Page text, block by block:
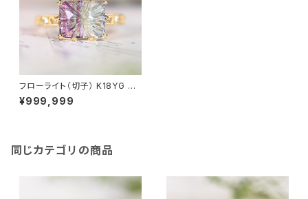
フローライト（切子） K18YG リ
ング 12号（GH1191）
¥999,999
同じカテゴリの商品